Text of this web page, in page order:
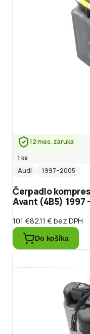
12 mes. záruka
1 ks
Audi
1997–2005
Čerpadlo
Avant (4B5) 1997
101 €82.11 €bez DPH
Do košíka